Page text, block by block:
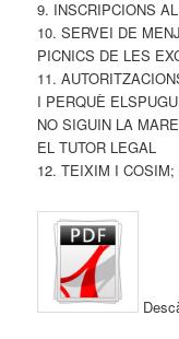
9. INSCRIPCIONS
10. SERVEI DE
PICNICS DE LES
11.
I PERQUÈ
NO SIGUIN LA
EL TUTOR LEGAL
12. TEIXIM I COSIM;